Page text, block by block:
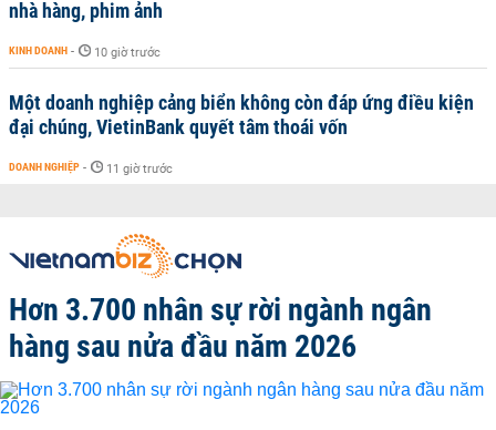
nhà hàng, phim ảnh
KINH DOANH - 10 giờ trước
Một doanh nghiệp cảng biển không còn đáp ứng điều kiện
đại chúng, VietinBank quyết tâm thoái vốn
DOANH NGHIỆP - 11 giờ trước
Hơn 3.700 nhân sự rời ngành ngân
hàng sau nửa đầu năm 2026